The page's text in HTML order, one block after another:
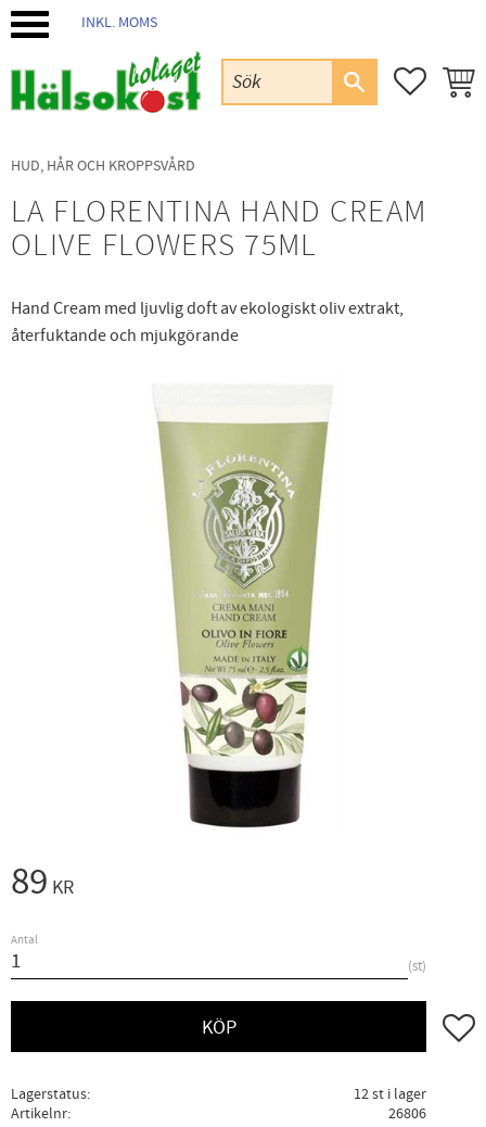
INKL. MOMS
HUD, HÅR OCH KROPPSVÅRD
LA FLORENTINA HAND CREAM
OLIVE FLOWERS 75ML
Hand Cream med ljuvlig doft av ekologiskt oliv extrakt,
återfuktande och mjukgörande
89 KR
Antal
st
KÖP Lägg
Lagerstatus
12 st i lager
Artikelnr
26806